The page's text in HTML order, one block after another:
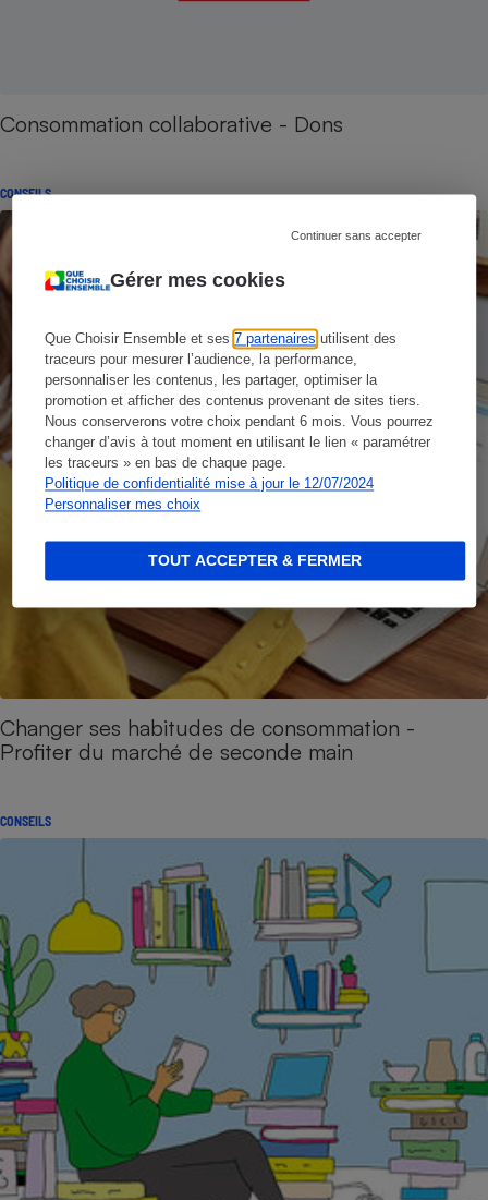
Gérer mes cookies
Que Choisir Ensemble et ses7 partenaires utilisent des
traceurs pour mesurer l’audience, la performance,
personnaliser les contenus, les partager, optimiser la
promotion et afficher des contenus provenant de sites tiers.
Nous conserverons votre choix pendant 6 mois. Vous pourrez
changer d’avis à tout moment en utilisant le lien « paramétrer
les traceurs » en bas de chaque page.
Politique de confidentialité mise à jour le 12/07/2024
Personnaliser mes choix
Continuer sans accepter
TOUT ACCEPTER & FERMER
Consommation collaborative - Dons
CONSEILS
Changer ses habitudes de consommation -
Profiter du marché de seconde main
CONSEILS